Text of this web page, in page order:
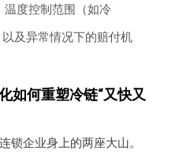
温度控制范围（如冷
及异常情况下的赔付机
如何重塑冷链“又快又
锁企业身上的两座大山。